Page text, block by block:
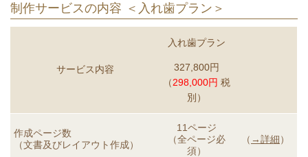
制作サービスの内容 ＜入れ歯プラン＞
サービス内容
入れ歯プラン
327,800円
（298,000円 税
別）
作成ページ数
（文書及びレイアウト作成）
11ページ
（全ページ必
須）
（ →詳細）